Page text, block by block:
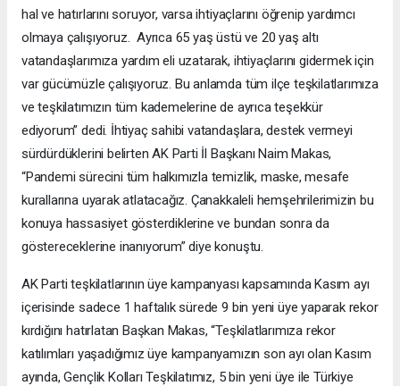
hal ve hatırlarını soruyor, varsa ihtiyaçlarını öğrenip yardımcı
olmaya çalışıyoruz. Ayrıca 65 yaş üstü ve 20 yaş altı
vatandaşlarımıza yardım eli uzatarak, ihtiyaçlarını gidermek için
var gücümüzle çalışıyoruz. Bu anlamda tüm ilçe teşkilatlarımıza
ve teşkilatımızın tüm kademelerine de ayrıca teşekkür
ediyorum” dedi. İhtiyaç sahibi vatandaşlara, destek vermeyi
sürdürdüklerini belirten AK Parti İl Başkanı Naim Makas,
“Pandemi sürecini tüm halkımızla temizlik, maske, mesafe
kurallarına uyarak atlatacağız. Çanakkaleli hemşehrilerimizin bu
konuya hassasiyet gösterdiklerine ve bundan sonra da
göstereceklerine inanıyorum” diye konuştu.
AK Parti teşkilatlarının üye kampanyası kapsamında Kasım ayı
içerisinde sadece 1 haftalık sürede 9 bin yeni üye yaparak rekor
kırdığını hatırlatan Başkan Makas, “Teşkilatlarımıza rekor
katılımları yaşadığımız üye kampanyamızın son ayı olan Kasım
ayında, Gençlik Kolları Teşkilatımız, 5 bin yeni üye ile Türkiye